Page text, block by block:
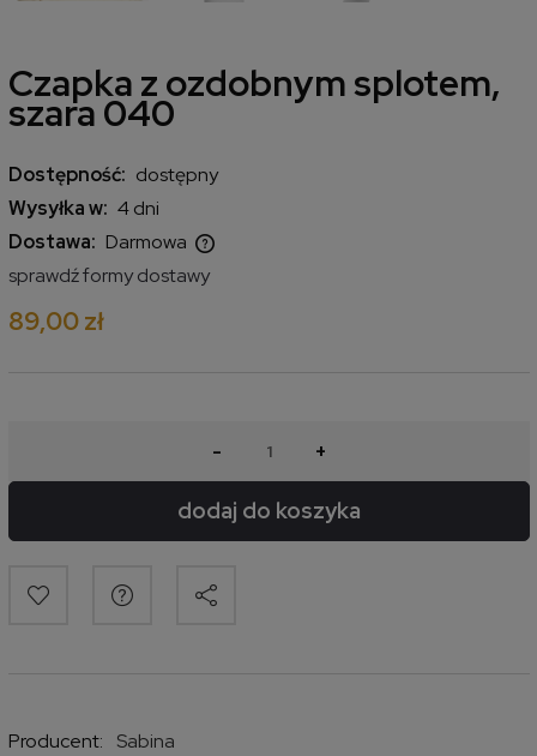
Czapka z ozdobnym splotem,
szara 040
Dostępność: dostępny
Wysyłka w: 4 dni
Dostawa: Darmowa
Cena nie zawiera ewentualnych kosztów płatności
sprawdź formy dostawy
89,00 zł
- +
dodaj do koszyka
Producent:
Sabina